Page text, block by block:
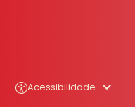
Acessibilidade